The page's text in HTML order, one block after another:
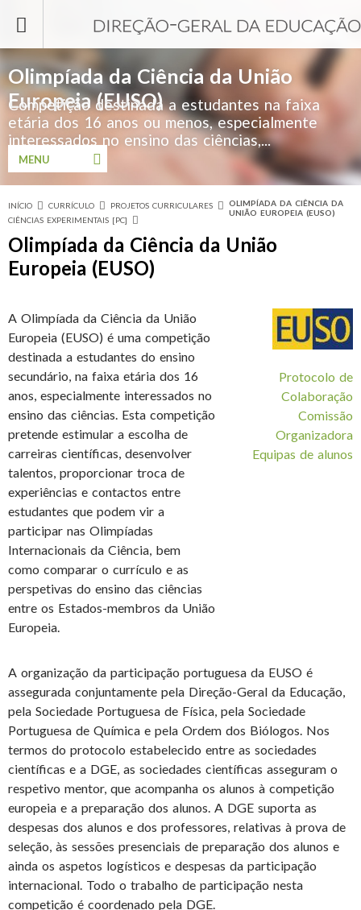
Olimpíada da Ciência da União
Europeia (EUSO)
Competição destinada a estudantes na faixa
etária dos 16 anos ou menos, especialmente
interessados no ensino das ciências,...
Está aqui
INÍCIO CURRÍCULO
PROJETOS CURRICULARES
CIÊNCIAS EXPERIMENTAIS [PC]
OLIMPÍADA DA CIÊNCIA DA
UNIÃO EUROPEIA (EUSO)
Olimpíada da Ciência da União
Europeia (EUSO)
A Olimpíada da Ciência da União
Europeia (EUSO) é uma competição
destinada a estudantes do ensino
secundário, na faixa etária dos 16
anos, especialmente interessados no
ensino das ciências. Esta competição
pretende estimular a escolha de
carreiras científicas, desenvolver
talentos, proporcionar troca de
experiências e contactos entre
estudantes que podem vir a
participar nas Olimpíadas
Internacionais da Ciência, bem
como comparar o currículo e as
perspetivas do ensino das ciências
entre os Estados-membros da União
Europeia.
Protocolo de
Colaboração
Comissão
Organizadora
Equipas de alunos
A organização da participação portuguesa da EUSO é
assegurada conjuntamente pela Direção-Geral da Educação,
pela Sociedade Portuguesa de Física, pela Sociedade
Portuguesa de Química e pela Ordem dos Biólogos. Nos
termos do protocolo estabelecido entre as sociedades
científicas e a DGE, as sociedades científicas asseguram o
respetivo mentor, que acompanha os alunos à competição
europeia e a preparação dos alunos. A DGE suporta as
despesas dos alunos e dos professores, relativas à prova de
seleção, às sessões presenciais de preparação dos alunos e
ainda os aspetos logísticos e despesas da participação
internacional. Todo o trabalho de participação nesta
competição é coordenado pela DGE.
MENU